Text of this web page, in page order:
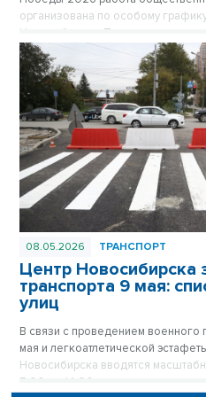
организована по особому
Новосибирска. После
22.00 в ключевых точках города
автобусов, троллейбусов и
пассажиров в отдаленные
будет осуществляться по мере
08.05.2026 ТРАНСПОРТ
Центр Новосибирска
транспорта 9 мая:
улиц
В связи с проведением
мая и легкоатлетической
Новосибирска вводятся
7:00 до 14:00 десятки улиц